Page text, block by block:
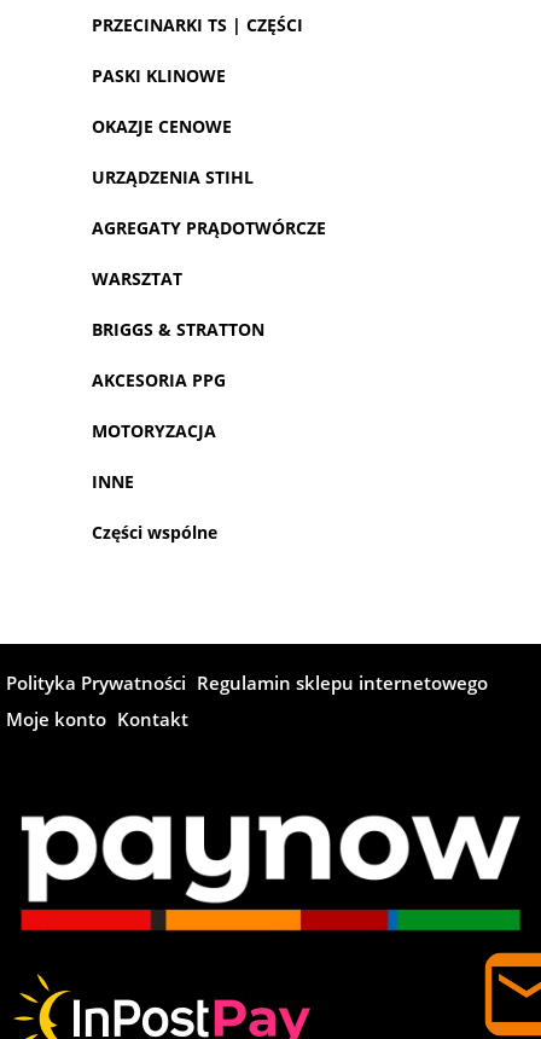
PRZECINARKI TS | CZĘŚCI
PASKI KLINOWE
OKAZJE CENOWE
URZĄDZENIA STIHL
AGREGATY PRĄDOTWÓRCZE
WARSZTAT
BRIGGS & STRATTON
AKCESORIA PPG
MOTORYZACJA
INNE
Części wspólne
Polityka Prywatności Regulamin sklepu internetowego
Moje konto Kontakt